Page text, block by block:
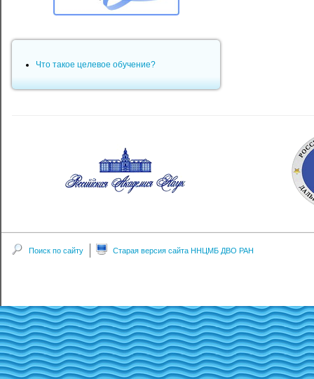
Что такое целевое обучение?
Поиск по сайту Старая версия сайта ННЦМБ ДВО РАН